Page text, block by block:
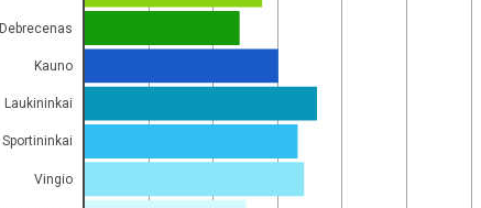
Debrecenas
Kauno
Laukininkai
Sportininkai
Vingio